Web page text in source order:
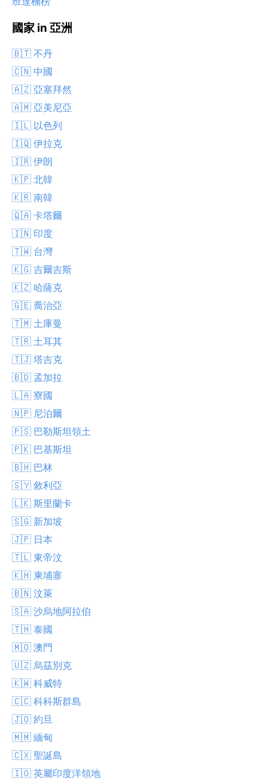
國家 in 亞洲
🇧🇹 不丹
🇨🇳 中國
🇦🇿 亞塞拜然
🇦🇲 亞美尼亞
🇮🇱 以色列
🇮🇶 伊拉克
🇮🇷 伊朗
🇰🇵 北韓
🇰🇷 南韓
🇶🇦 卡塔爾
🇮🇳 印度
🇹🇼 台灣
🇰🇬 吉爾吉斯
🇰🇿 哈薩克
🇬🇪 喬治亞
🇹🇲 土庫曼
🇹🇷 土耳其
🇹🇯 塔吉克
🇧🇩 孟加拉
🇱🇦 寮國
🇳🇵 尼泊爾
🇵🇸 巴勒斯坦領土
🇵🇰 巴基斯坦
🇧🇭 巴林
🇸🇾 敘利亞
🇱🇰 斯里蘭卡
🇸🇬 新加坡
🇯🇵 日本
🇹🇱 東帝汶
🇰🇭 柬埔寨
🇧🇳 汶萊
🇸🇦 沙烏地阿拉伯
🇹🇭 泰國
🇲🇴 澳門
🇺🇿 烏茲別克
🇰🇼 科威特
🇨🇨 科科斯群島
🇯🇴 約旦
🇲🇲 緬甸
🇨🇽 聖誕島
🇮🇴 英屬印度洋領地